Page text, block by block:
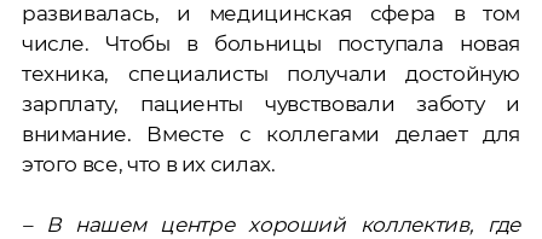
развивалась, и медицинская сфера в том
числе. Чтобы в больницы поступала новая
техника, специалисты получали достойную
зарплату, пациенты чувствовали заботу и
внимание. Вместе с коллегами делает для
этого все, что в их силах.
– В нашем центре хороший коллектив, где